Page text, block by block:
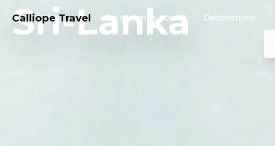
Calliope Travel Qui sommes-nous ? Destinations
Sri-Lanka